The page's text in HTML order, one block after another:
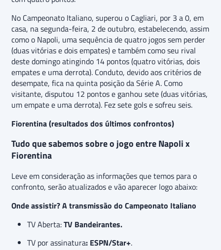
No Campeonato Italiano, superou o Cagliari, por 3 a 0, em
casa, na segunda-feira, 2 de outubro, estabelecendo, assim
como o Napoli, uma sequência de quatro jogos sem perder
(duas vitórias e dois empates) e também como seu rival
deste domingo atingindo 14 pontos (quatro vitórias, dois
empates e uma derrota). Conduto, devido aos critérios de
desempate, fica na quinta posição da Série A. Como
visitante, disputou 12 pontos e ganhou sete (duas vitórias,
um empate e uma derrota). Fez sete gols e sofreu seis.
Fiorentina (resultados dos últimos confrontos)
Tudo que sabemos sobre o jogo entre Napoli x
Fiorentina
Leve em consideração as informações que temos para o
confronto, serão atualizados e vão aparecer logo abaixo:
Onde assistir? A transmissão do Campeonato Italiano
TV Aberta:TV Bandeirantes.
TV por assinatura: ESPN/Star+.